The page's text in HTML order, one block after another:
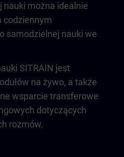
nauki można idealnie
codziennym
samodzielnej nauki we
SITRAIN jest
na żywo, a także
wsparcie transferowe
dotyczących
rozmów.